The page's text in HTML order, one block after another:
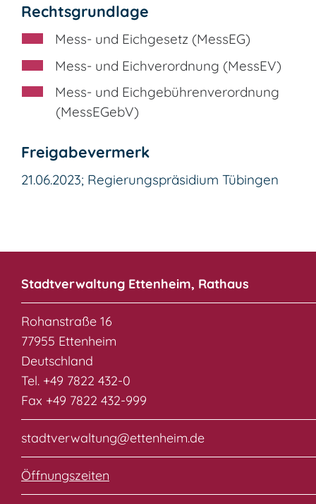
Rechtsgrundlage
Mess- und Eichgesetz (MessEG)
Mess- und Eichverordnung (MessEV)
Mess- und Eichgebührenverordnung
(MessEGebV)
Freigabevermerk
21.06.2023; Regierungspräsidium Tübingen
Stadtverwaltung Ettenheim, Rathaus
Rohanstraße 16
77955 Ettenheim
Deutschland
Tel. +49 7822 432-0
Fax +49 7822 432-999
stadtverwaltung@ettenheim.de
Öffnungszeiten